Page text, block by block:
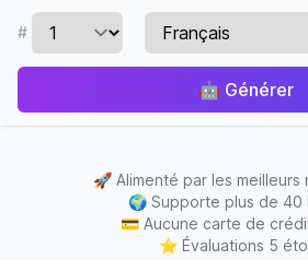
#
🤖 Générer
🚀 Alimenté par les meilleurs
🌍 Supporte plus de 40
💳 Aucune carte de
⭐ Évaluations 5